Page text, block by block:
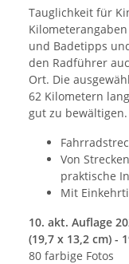
Tauglichkeit für
und Badetipps
den Radführer
Ort. Die
62 Kilometern
gut zu bewältigen.
Von
praktische
Mit
10. akt. Auflage
(19,7 x 13,2 cm) -
80 farbige Fotos